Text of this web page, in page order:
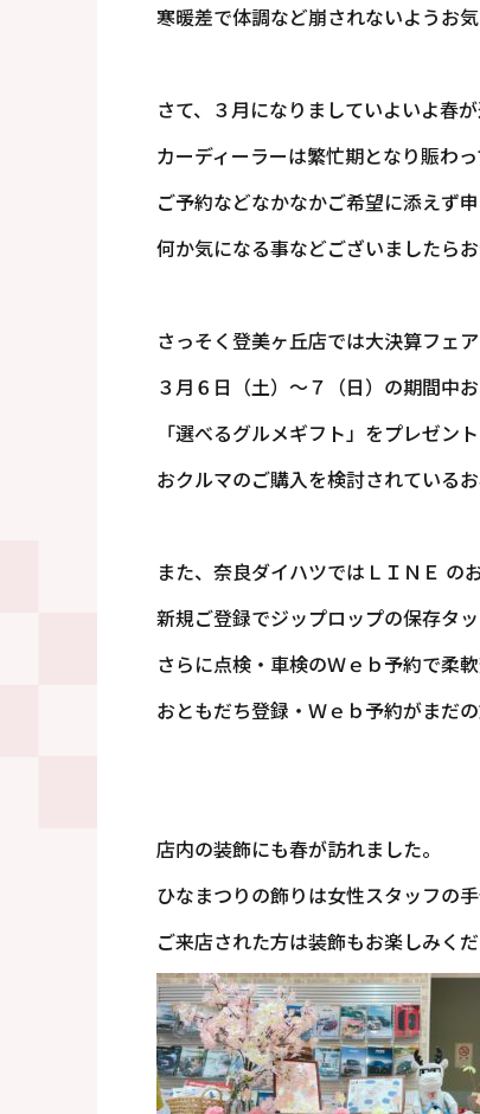
寒暖差で体調など崩されないようお気
さて、３月になりましていよいよ春が
カーディーラーは繁忙期となり賑わっ
ご予約などなかなかご希望に添えず
何か気になる事などございましたら
さっそく登美ヶ丘店では大決算フェ
３月６日（土）～７（日）の期間中
「選べるグルメギフト」をプレゼント
おクルマのご購入を検討されている
また、奈良ダイハツではＬＩＮＥ
新規ご登録でジップロップの保存タ
さらに点検・車検のＷｅｂ予約で柔
おともだち登録・Ｗｅｂ予約がまだ
店内の装飾にも春が訪れました。
ひなまつりの飾りは女性スタッフの手
ご来店された方は装飾もお楽しみく